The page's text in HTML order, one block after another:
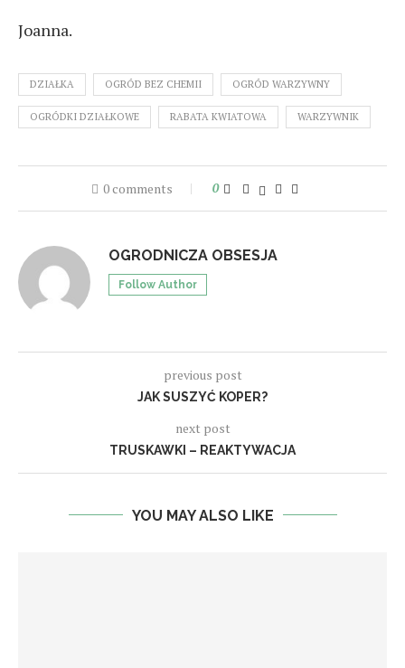
Joanna.
DZIAŁKA OGRÓD BEZ CHEMII OGRÓD WARZYWNY
OGRÓDKI DZIAŁKOWE RABATA KWIATOWA WARZYWNIK
0 comments 0
OGRODNICZA OBSESJA
Follow Author
previous post
JAK SUSZYĆ KOPER?
next post
TRUSKAWKI – REAKTYWACJA
YOU MAY ALSO LIKE